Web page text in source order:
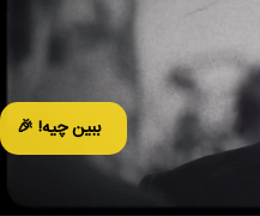
ببین چیه! 🎉